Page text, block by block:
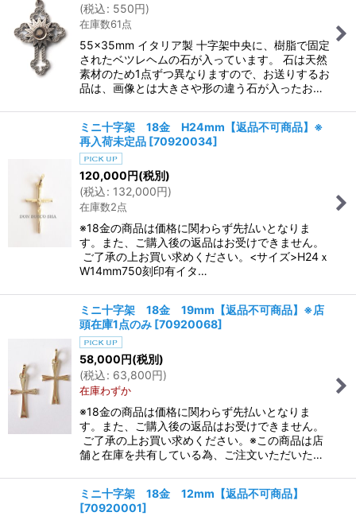
(税込: 550円)
在庫数61点
55×35mm イタリア製 十字架中央に、樹脂で固定
されたベツレヘムの石が入っています。 石は天然
素材のため1点ずつ異なりますので、お送りするお
品は、画像とは大きさや形の違う石が入ったお…
ミニ十字架 18金 H24mm【返品不可商品】※
再入荷未定品 [70920034]
120,000円(税別)
(税込: 132,000円)
在庫数2点
※18金の商品は価格に関わらず先払いとなりま
す。また、ご購入後の返品はお受けできません。
ご了承の上お買い求めください。<サイズ>H24ｘ
W14mm750刻印有イタ…
ミニ十字架 18金 19mm【返品不可商品】※店
頭在庫1点のみ [70920068]
58,000円(税別)
(税込: 63,800円)
在庫わずか
※18金の商品は価格に関わらず先払いとなりま
す。また、ご購入後の返品はお受けできません。
ご了承の上お買い求めください。※この商品は店
舗と在庫を共有している為、ご注文いただいた…
ミニ十字架 18金 12mm【返品不可商品】
[70920001]